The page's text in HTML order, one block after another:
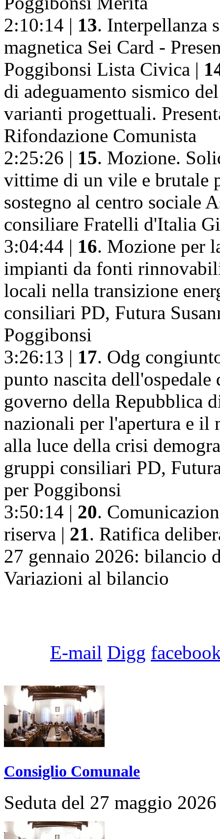
2:10:14 | 13. Interpellanza
magnetica Sei Card -
Poggibonsi Lista Civica |
di adeguamento sismico
varianti progettuali.
Rifondazione Comunista
2:25:26 | 15. Mozione.
vittime di un vile e brutale
sostegno al centro sociale
consiliare Fratelli d'Italia
3:04:44 | 16. Mozione per
impianti da fonti
locali nella transizione
consiliari PD, Futura
Poggibonsi
3:26:13 | 17. Odg
punto nascita
governo della Repubblica
nazionali per l'apertura e il
alla luce della crisi
gruppi consiliari PD,
per Poggibonsi
3:50:14 | 20.
riserva | 21. Ratifica
27 gennaio 2026: bilancio
Variazioni al bilancio
E-mail Digg
Consiglio Comunale
Seduta del 27 maggio 2026